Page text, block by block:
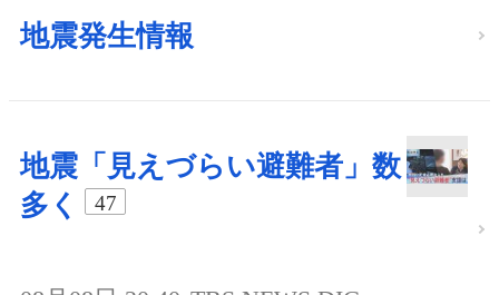
地震発生情報
地震「見えづらい避難者」数
多く
47